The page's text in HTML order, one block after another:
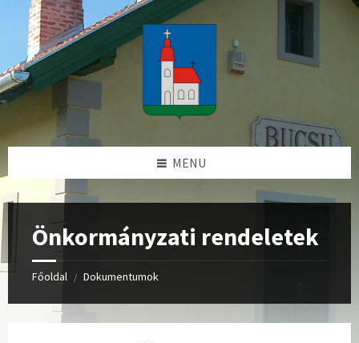
content
sidebar
footer
MENU
Önkormányzati rendeletek
Főoldal / Dokumentumok